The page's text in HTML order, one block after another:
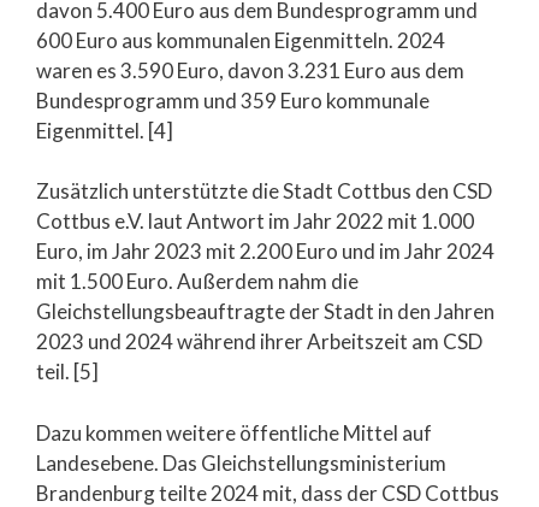
davon 5.400 Euro aus dem Bundesprogramm und
600 Euro aus kommunalen Eigenmitteln. 2024
waren es 3.590 Euro, davon 3.231 Euro aus dem
Bundesprogramm und 359 Euro kommunale
Eigenmittel. [4]
Zusätzlich unterstützte die Stadt Cottbus den CSD
Cottbus e.V. laut Antwort im Jahr 2022 mit 1.000
Euro, im Jahr 2023 mit 2.200 Euro und im Jahr 2024
mit 1.500 Euro. Außerdem nahm die
Gleichstellungsbeauftragte der Stadt in den Jahren
2023 und 2024 während ihrer Arbeitszeit am CSD
teil. [5]
Dazu kommen weitere öffentliche Mittel auf
Landesebene. Das Gleichstellungsministerium
Brandenburg teilte 2024 mit, dass der CSD Cottbus